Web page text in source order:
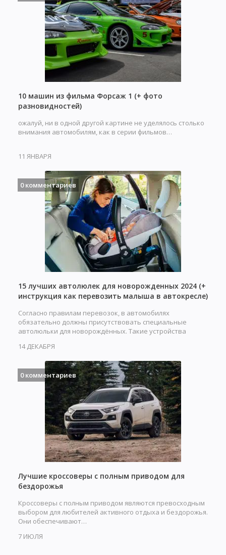
10 машин из фильма Форсаж 1 (+ фото
разновидностей)
ожалуй, ни в одной другой картине не уделялось столько
внимания автомобилям, как в серии фильмов…
11 ЯНВАРЯ
0 комментариев
15 лучших автолюлек для новорожденных 2024 (+
инструкция как перевозить малыша в автокресле)
Согласно правилам перевозок, в автомобилях
обязательно должны присутствовать специальные
автолюльки для новорождённых. Такие устройства
14 ДЕКАБРЯ
0 комментариев
Лучшие кроссоверы с полным приводом для
бездорожья
Кроссоверы с полным приводом являются превосходным
выбором для любителей активного отдыха и бездорожья.
Они обеспечивают…
7 ИЮЛЯ